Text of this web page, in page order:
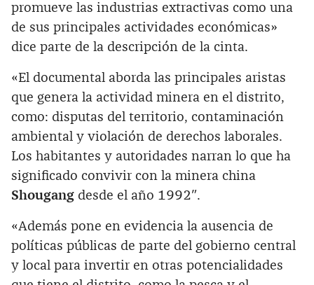
promueve las industrias extractivas como una
de sus principales actividades económicas»
dice parte de la descripción de la cinta.
«El documental aborda las principales aristas
que genera la actividad minera en el distrito,
como: disputas del territorio, contaminación
ambiental y violación de derechos laborales.
Los habitantes y autoridades narran lo que ha
significado convivir con la minera china
Shougang desde el año 1992″.
«Además pone en evidencia la ausencia de
políticas públicas de parte del gobierno central
y local para invertir en otras potencialidades